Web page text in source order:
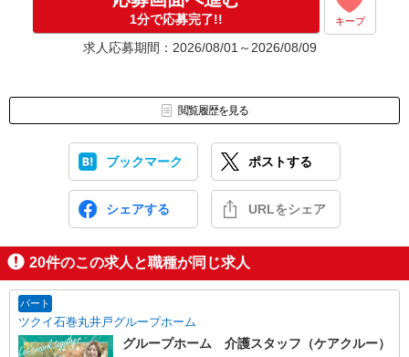
1分で応募完了!! キープ
求人応募期間：2026/08/01～2026/08/09
閲覧履歴を見る
ブックマーク ポストする
シェアする URLをシェア
20件のこの求人と職種が同じ求人
パート
ツクイ石巻丸井戸グループホーム
グループホーム 介護スタッフ（ケアクルー）